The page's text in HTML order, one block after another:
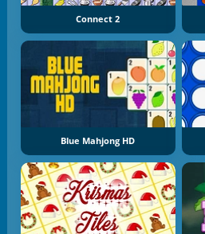
Connect 2
Blue Mahjong HD